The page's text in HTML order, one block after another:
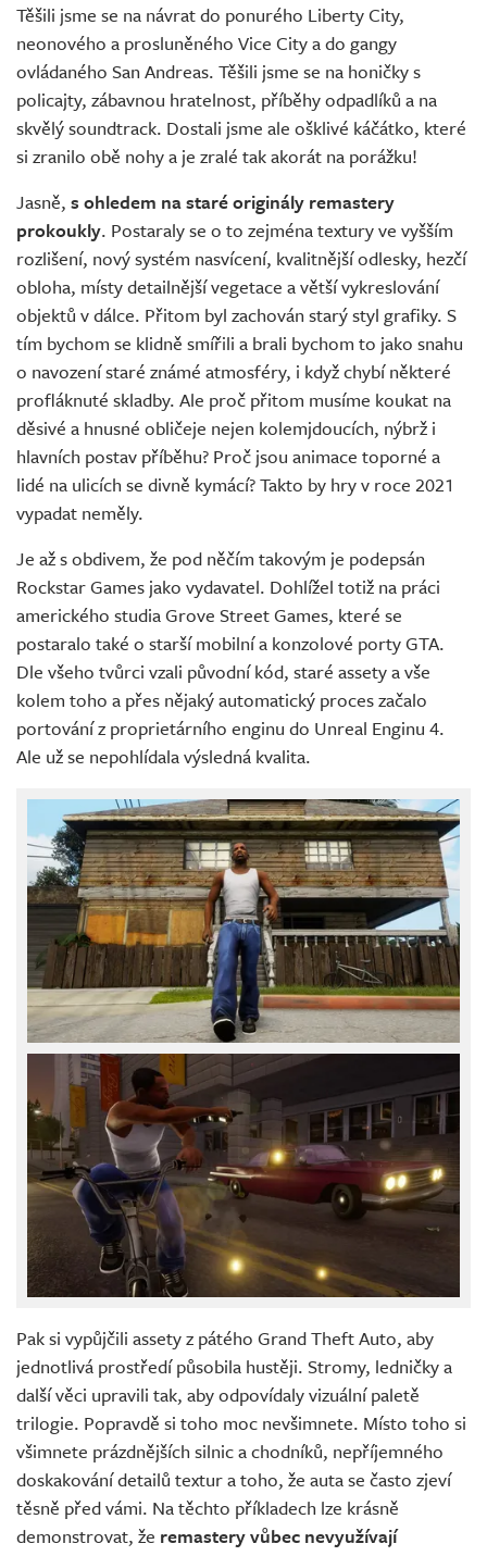
Těšili jsme se na návrat do ponurého Liberty City,
neonového a prosluněného Vice City a do gangy
ovládaného San Andreas. Těšili jsme se na honičky s
policajty, zábavnou hratelnost, příběhy odpadlíků a na
skvělý soundtrack. Dostali jsme ale ošklivé káčátko, které
si zranilo obě nohy a je zralé tak akorát na porážku!
Jasně, s ohledem na staré originály remastery
prokoukly. Postaraly se o to zejména textury ve vyšším
rozlišení, nový systém nasvícení, kvalitnější odlesky, hezčí
obloha, místy detailnější vegetace a větší vykreslování
objektů v dálce. Přitom byl zachován starý styl grafiky. S
tím bychom se klidně smířili a brali bychom to jako snahu
o navození staré známé atmosféry, i když chybí některé
profláknuté skladby. Ale proč přitom musíme koukat na
děsivé a hnusné obličeje nejen kolemjdoucích, nýbrž i
hlavních postav příběhu? Proč jsou animace toporné a
lidé na ulicích se divně kymácí? Takto by hry v roce 2021
vypadat neměly.
Je až s obdivem, že pod něčím takovým je podepsán
Rockstar Games jako vydavatel. Dohlížel totiž na práci
amerického studia Grove Street Games, které se
postaralo také o starší mobilní a konzolové porty GTA.
Dle všeho tvůrci vzali původní kód, staré assety a vše
kolem toho a přes nějaký automatický proces začalo
portování z proprietárního enginu do Unreal Enginu 4.
Ale už se nepohlídala výsledná kvalita.
Pak si vypůjčili assety z pátého Grand Theft Auto, aby
jednotlivá prostředí působila hustěji. Stromy, ledničky a
další věci upravili tak, aby odpovídaly vizuální paletě
trilogie. Popravdě si toho moc nevšimnete. Místo toho si
všimnete prázdnějších silnic a chodníků, nepříjemného
doskakování detailů textur a toho, že auta se často zjeví
těsně před vámi. Na těchto příkladech lze krásně
demonstrovat, že remastery vůbec nevyužívají